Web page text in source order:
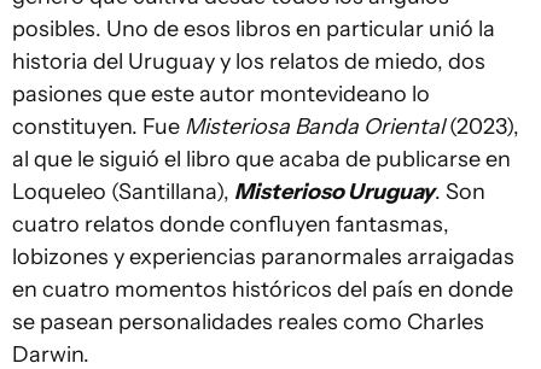
posibles. Uno de esos libros en particular unió la
historia del Uruguay y los relatos de miedo, dos
pasiones que este autor montevideano lo
constituyen. Fue Misteriosa Banda Oriental(2023),
al que le siguió el libro que acaba de publicarse en
Loqueleo (Santillana), Misterioso Uruguay. Son
cuatro relatos donde confluyen fantasmas,
lobizones y experiencias paranormales arraigadas
en cuatro momentos históricos del país en donde
se pasean personalidades reales como Charles
Darwin.